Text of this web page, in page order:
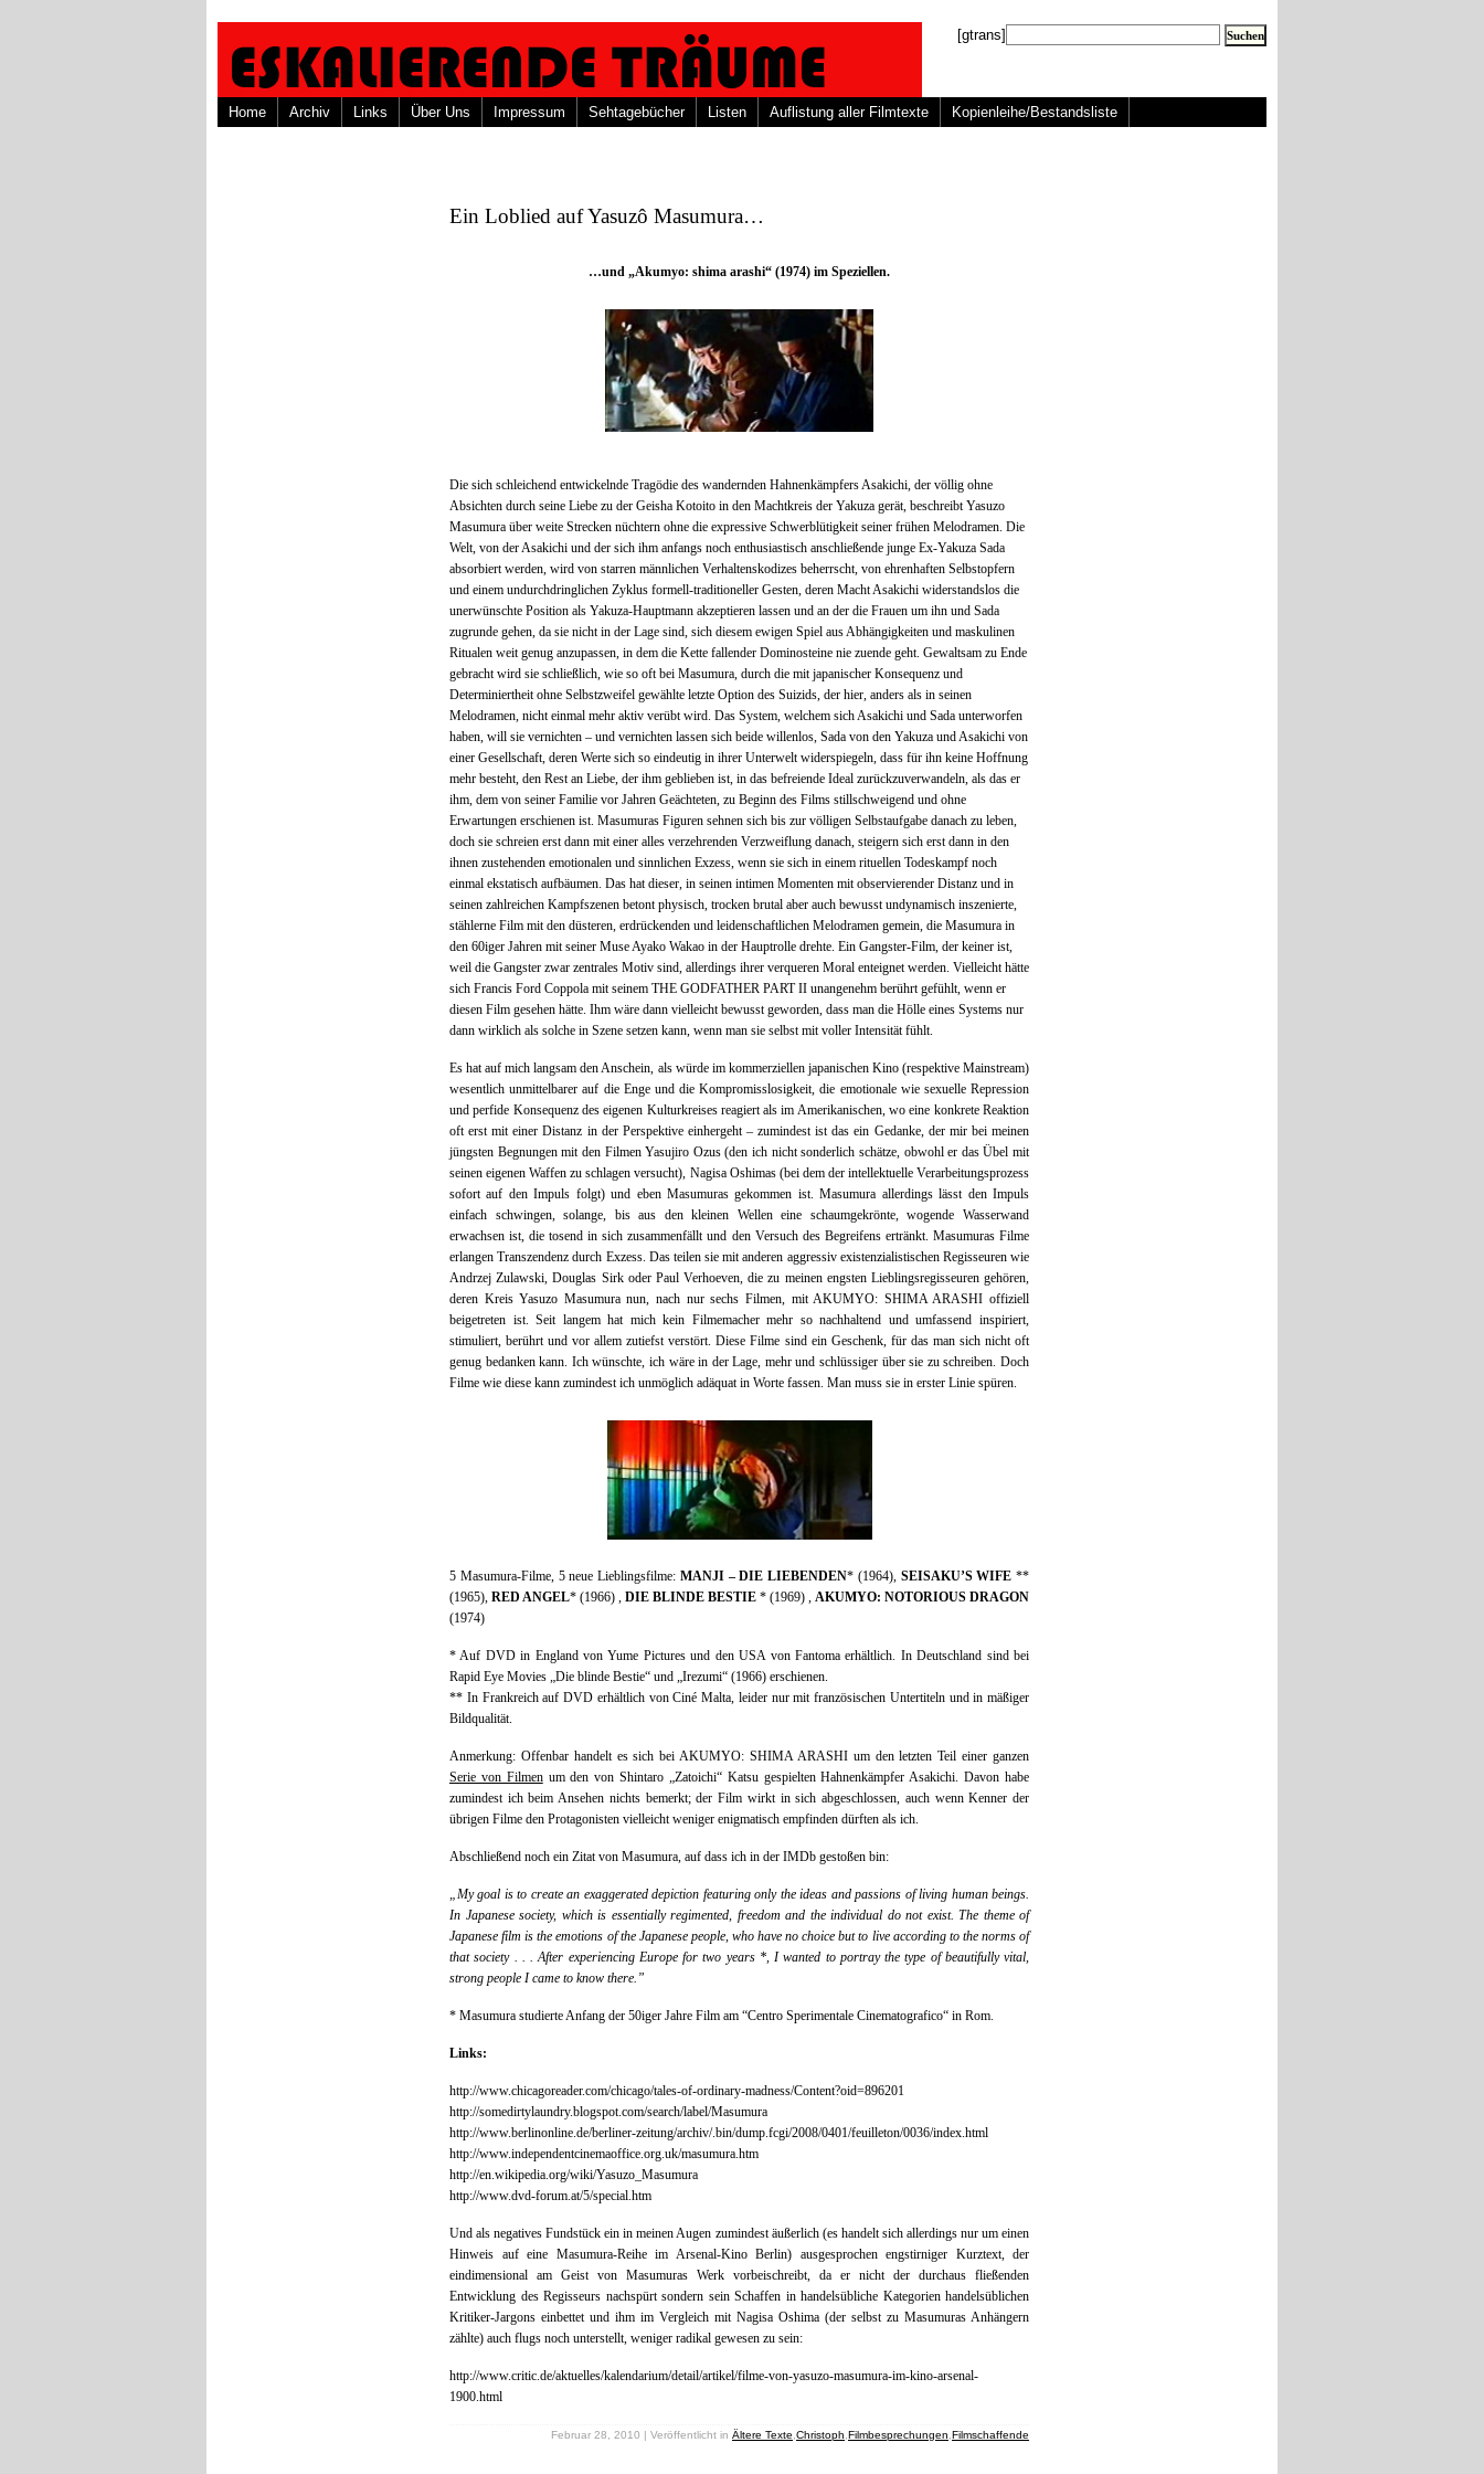
[gtrans]
Home Archiv Links Über Uns Impressum Sehtagebücher Listen Auflistung aller Filmtexte Kopienleihe/Bestandsliste
Ein Loblied auf Yasuzô Masumura…
…und „Akumyo: shima arashi“ (1974) im Speziellen.
Die sich schleichend entwickelnde Tragödie des wandernden Hahnenkämpfers Asakichi, der völlig ohne
Absichten durch seine Liebe zu der Geisha Kotoito in den Machtkreis der Yakuza gerät, beschreibt Yasuzo
Masumura über weite Strecken nüchtern ohne die expressive Schwerblütigkeit seiner frühen Melodramen. Die
Welt, von der Asakichi und der sich ihm anfangs noch enthusiastisch anschließende junge Ex-Yakuza Sada
absorbiert werden, wird von starren männlichen Verhaltenskodizes beherrscht, von ehrenhaften Selbstopfern
und einem undurchdringlichen Zyklus formell-traditioneller Gesten, deren Macht Asakichi widerstandslos die
unerwünschte Position als Yakuza-Hauptmann akzeptieren lassen und an der die Frauen um ihn und Sada
zugrunde gehen, da sie nicht in der Lage sind, sich diesem ewigen Spiel aus Abhängigkeiten und maskulinen
Ritualen weit genug anzupassen, in dem die Kette fallender Dominosteine nie zuende geht. Gewaltsam zu Ende
gebracht wird sie schließlich, wie so oft bei Masumura, durch die mit japanischer Konsequenz und
Determiniertheit ohne Selbstzweifel gewählte letzte Option des Suizids, der hier, anders als in seinen
Melodramen, nicht einmal mehr aktiv verübt wird. Das System, welchem sich Asakichi und Sada unterworfen
haben, will sie vernichten – und vernichten lassen sich beide willenlos, Sada von den Yakuza und Asakichi von
einer Gesellschaft, deren Werte sich so eindeutig in ihrer Unterwelt widerspiegeln, dass für ihn keine Hoffnung
mehr besteht, den Rest an Liebe, der ihm geblieben ist, in das befreiende Ideal zurückzuverwandeln, als das er
ihm, dem von seiner Familie vor Jahren Geächteten, zu Beginn des Films stillschweigend und ohne
Erwartungen erschienen ist. Masumuras Figuren sehnen sich bis zur völligen Selbstaufgabe danach zu leben,
doch sie schreien erst dann mit einer alles verzehrenden Verzweiflung danach, steigern sich erst dann in den
ihnen zustehenden emotionalen und sinnlichen Exzess, wenn sie sich in einem rituellen Todeskampf noch
einmal ekstatisch aufbäumen. Das hat dieser, in seinen intimen Momenten mit observierender Distanz und in
seinen zahlreichen Kampfszenen betont physisch, trocken brutal aber auch bewusst undynamisch inszenierte,
stählerne Film mit den düsteren, erdrückenden und leidenschaftlichen Melodramen gemein, die Masumura in
den 60iger Jahren mit seiner Muse Ayako Wakao in der Hauptrolle drehte. Ein Gangster-Film, der keiner ist,
weil die Gangster zwar zentrales Motiv sind, allerdings ihrer verqueren Moral enteignet werden. Vielleicht hätte
sich Francis Ford Coppola mit seinem THE GODFATHER PART II unangenehm berührt gefühlt, wenn er
diesen Film gesehen hätte. Ihm wäre dann vielleicht bewusst geworden, dass man die Hölle eines Systems nur
dann wirklich als solche in Szene setzen kann, wenn man sie selbst mit voller Intensität fühlt.
Es hat auf mich langsam den Anschein, als würde im kommerziellen japanischen Kino (respektive Mainstream)
wesentlich unmittelbarer auf die Enge und die Kompromisslosigkeit, die emotionale wie sexuelle Repression
und perfide Konsequenz des eigenen Kulturkreises reagiert als im Amerikanischen, wo eine konkrete Reaktion
oft erst mit einer Distanz in der Perspektive einhergeht – zumindest ist das ein Gedanke, der mir bei meinen
jüngsten Begnungen mit den Filmen Yasujiro Ozus (den ich nicht sonderlich schätze, obwohl er das Übel mit
seinen eigenen Waffen zu schlagen versucht), Nagisa Oshimas (bei dem der intellektuelle Verarbeitungsprozess
sofort auf den Impuls folgt) und eben Masumuras gekommen ist. Masumura allerdings lässt den Impuls
einfach schwingen, solange, bis aus den kleinen Wellen eine schaumgekrönte, wogende Wasserwand
erwachsen ist, die tosend in sich zusammenfällt und den Versuch des Begreifens ertränkt. Masumuras Filme
erlangen Transzendenz durch Exzess. Das teilen sie mit anderen aggressiv existenzialistischen Regisseuren wie
Andrzej Zulawski, Douglas Sirk oder Paul Verhoeven, die zu meinen engsten Lieblingsregisseuren gehören,
deren Kreis Yasuzo Masumura nun, nach nur sechs Filmen, mit AKUMYO: SHIMA ARASHI offiziell
beigetreten ist. Seit langem hat mich kein Filmemacher mehr so nachhaltend und umfassend inspiriert,
stimuliert, berührt und vor allem zutiefst verstört. Diese Filme sind ein Geschenk, für das man sich nicht oft
genug bedanken kann. Ich wünschte, ich wäre in der Lage, mehr und schlüssiger über sie zu schreiben. Doch
Filme wie diese kann zumindest ich unmöglich adäquat in Worte fassen. Man muss sie in erster Linie spüren.
5 Masumura-Filme, 5 neue Lieblingsfilme: MANJI – DIE LIEBENDEN* (1964), SEISAKU’S WIFE **
(1965), RED ANGEL* (1966) , DIE BLINDE BESTIE * (1969) , AKUMYO: NOTORIOUS DRAGON
(1974)
* Auf DVD in England von Yume Pictures und den USA von Fantoma erhältlich. In Deutschland sind bei
Rapid Eye Movies „Die blinde Bestie“ und „Irezumi“ (1966) erschienen.
** In Frankreich auf DVD erhältlich von Ciné Malta, leider nur mit französischen Untertiteln und in mäßiger
Bildqualität.
Anmerkung: Offenbar handelt es sich bei AKUMYO: SHIMA ARASHI um den letzten Teil einer ganzen
Serie von Filmenum den von Shintaro „Zatoichi“ Katsu gespielten Hahnenkämpfer Asakichi. Davon habe
zumindest ich beim Ansehen nichts bemerkt; der Film wirkt in sich abgeschlossen, auch wenn Kenner der
übrigen Filme den Protagonisten vielleicht weniger enigmatisch empfinden dürften als ich.
Abschließend noch ein Zitat von Masumura, auf dass ich in der IMDb gestoßen bin:
„My goal is to create an exaggerated depiction featuring only the ideas and passions of living human beings.
In Japanese society, which is essentially regimented, freedom and the individual do not exist. The theme of
Japanese film is the emotions of the Japanese people, who have no choice but to live according to the norms of
that society . . . After experiencing Europe for two years *, I wanted to portray the type of beautifully vital,
strong people I came to know there.”
* Masumura studierte Anfang der 50iger Jahre Film am “Centro Sperimentale Cinematografico“ in Rom.
Links:
http://www.chicagoreader.com/chicago/tales-of-ordinary-madness/Content?oid=896201
http://somedirtylaundry.blogspot.com/search/label/Masumura
http://www.berlinonline.de/berliner-zeitung/archiv/.bin/dump.fcgi/2008/0401/feuilleton/0036/index.html
http://www.independentcinemaoffice.org.uk/masumura.htm
http://en.wikipedia.org/wiki/Yasuzo_Masumura
http://www.dvd-forum.at/5/special.htm
Und als negatives Fundstück ein in meinen Augen zumindest äußerlich (es handelt sich allerdings nur um einen
Hinweis auf eine Masumura-Reihe im Arsenal-Kino Berlin) ausgesprochen engstirniger Kurztext, der
eindimensional am Geist von Masumuras Werk vorbeischreibt, da er nicht der durchaus fließenden
Entwicklung des Regisseurs nachspürt sondern sein Schaffen in handelsübliche Kategorien handelsüblichen
Kritiker-Jargons einbettet und ihm im Vergleich mit Nagisa Oshima (der selbst zu Masumuras Anhängern
zählte) auch flugs noch unterstellt, weniger radikal gewesen zu sein:
http://www.critic.de/aktuelles/kalendarium/detail/artikel/filme-von-yasuzo-masumura-im-kino-arsenal-
1900.html
Februar 28, 2010 | Veröffentlicht in Ältere Texte Christoph Filmbesprechungen Filmschaffende